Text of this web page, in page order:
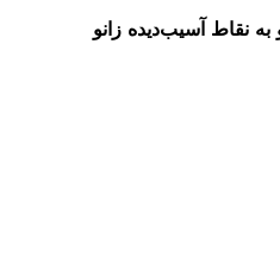
نقاط آسیب‌دیده زانو